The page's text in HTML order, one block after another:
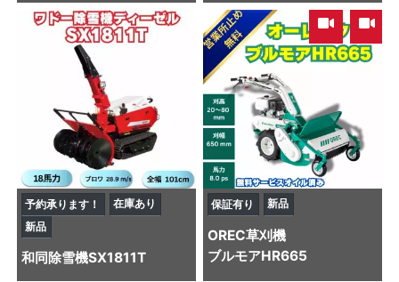
予約承ります！
在庫あり
新品
和同除雪機SX1811T
,
保証有り 新品
OREC草刈機
ブルモアHR665